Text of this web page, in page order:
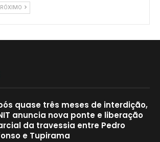
quase três meses de interdição,
anuncia nova ponte e liberação
da travessia entre Pedro
e Tupirama